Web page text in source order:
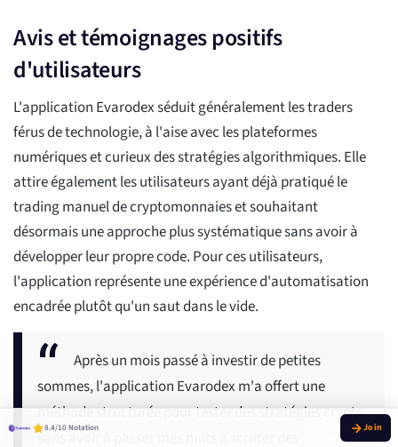
Avis et témoignages positifs
d'utilisateurs
L'application Evarodex séduit généralement les traders
férus de technologie, à l'aise avec les plateformes
numériques et curieux des stratégies algorithmiques. Elle
attire également les utilisateurs ayant déjà pratiqué le
trading manuel de cryptomonnaies et souhaitant
désormais une approche plus systématique sans avoir à
développer leur propre code. Pour ces utilisateurs,
l'application représente une expérience d'automatisation
encadrée plutôt qu'un saut dans le vide.
Après un mois passé à investir de petites
sommes, l'application Evarodex m'a offert une
méthode structurée pour tester des stratégies crypto
sans avoir à passer mes nuits à scruter des
8.4/10 Notation